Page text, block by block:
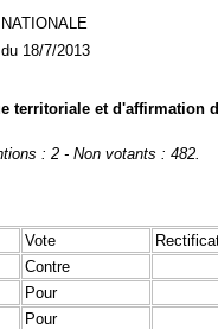
18/7/2013
territoriale et d'affirmation
: 2 - Non votants : 482.
Vote
Contre
Pour
Pour